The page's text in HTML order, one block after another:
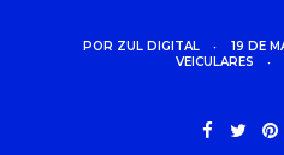
SEGURO
POR ZUL DIGITAL • 19 DE
VEICULARES
•